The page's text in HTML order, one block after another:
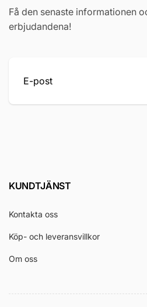
Få den senaste informationen
erbjudandena!
E-
KUNDTJÄNST
Kontakta oss
Köp- och leveransvillkor
Om oss